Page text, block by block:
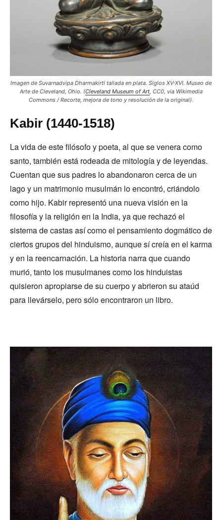
Imagen de Suvarnadvipa Dharmakirti tallada en plata. Siglos XV-XVI. Museo de
Arte de Cleveland, Ohio. (Cleveland Museum of Art, CC0, via Wikimedia
Commons / Recorte, mejora de tono y resolución de la original).
Kabir (1440-1518)
La vida de este filósofo y poeta, al que se venera como
santo, también está rodeada de mitología y de leyendas.
Cuentan que sus padres lo abandonaron cerca de un
lago y un matrimonio musulmán lo encontró, criándolo
como hijo. Kabir representó una nueva visión en la
filosofía y la religión en la India, ya que rechazó el
sistema de castas así como el pensamiento dogmático de
ciertos grupos del hinduismo, aunque sí creía en el karma
y en la reencarnación. La historia narra que cuando
murió, tanto los musulmanes como los hinduistas
quisieron apropiarse de su cuerpo y abrieron su ataúd
para llevárselo, pero sólo encontraron un libro.